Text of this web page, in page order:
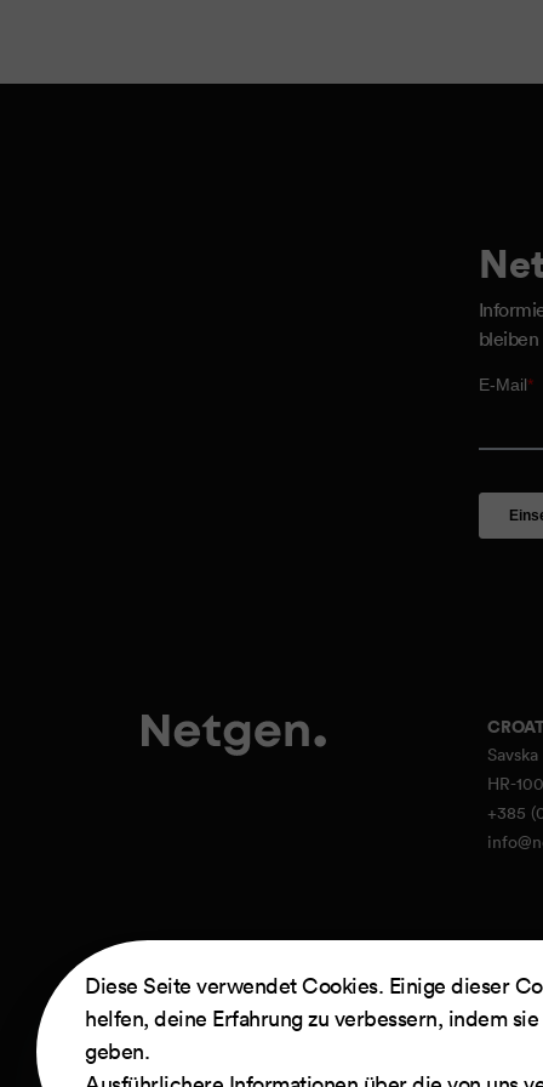
HR-
+385
Diese Seite verwendet Cookies. Einige dieser
helfen, deine Erfahrung zu verbessern, indem
geben.